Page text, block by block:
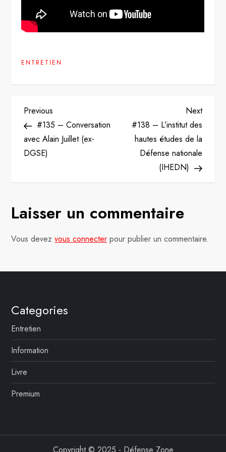
ENTRETIEN
N
a
v
a
t
n
d
e
l
’
r
Previous
Post
Previous
#135 – Conversation
avec Alain Juillet (ex-
DGSE)
Next
Post
Next
#138 – L’institut des
hautes études de la
Défense nationale
(IHEDN)
Laisser un commentaire
Vous devezvous connecter pour publier un commentaire.
Categories
Entretien
Information
Livre
Premium